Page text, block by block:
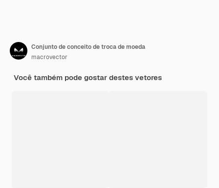
Conjunto de conceito de troca de moeda
macrovector
Você também pode gostar destes vetores